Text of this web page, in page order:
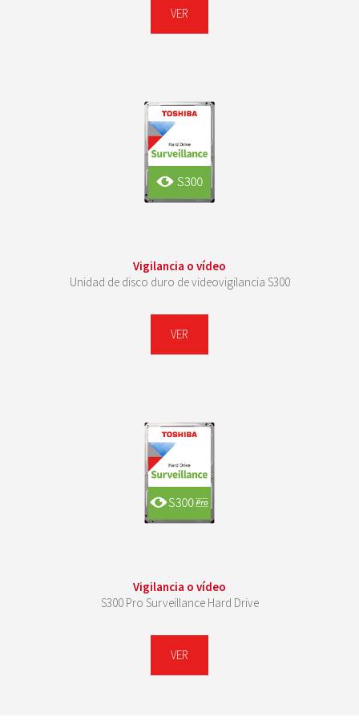
VER
Vigilancia o vídeo
Unidad de disco duro de videovigilancia S300
VER
Vigilancia o vídeo
S300 Pro Surveillance Hard Drive
VER